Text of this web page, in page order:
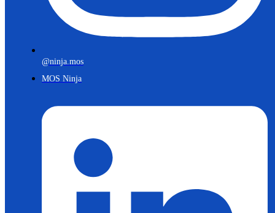
@ninja.mos
MOS Ninja